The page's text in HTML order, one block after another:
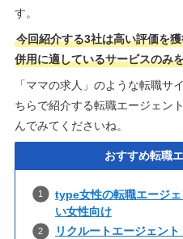
す。
今回紹介する3社は高い評価を
併用に適しているサービスのみ
「ママの求人」のような転職サ
ちらで紹介する転職エージェン
んでみてくださいね。
おすすめ転職
type女性の転職エージ
い女性向け
リクルートエージェン